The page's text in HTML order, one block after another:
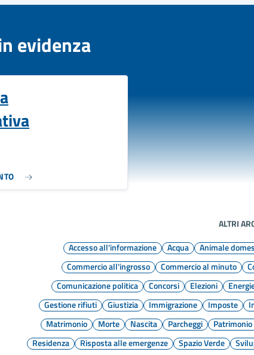
evidenza
ALTRI
Accesso all'informazione
Acqua Animale
Commercio all'ingrosso
Commercio al minuto
Comunicazione politica
Concorsi Elezioni
Gestione rifiuti
Giustizia Immigrazione Imposte
Matrimonio
Morte Nascita Parcheggi
Residenza
Risposta alle emergenze Spazio Verde